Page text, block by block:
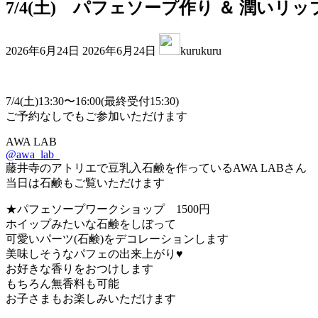
7/4(土) パフェソープ作り ＆ 潤いリ
2026年6月24日 終
日
時
2026年6月24日 kurukuru
7/4(土)13:30〜16:00(最終受付15:30)
ご予約なしでもご参加いただけます
AWA LAB
@awa_lab_
藤井寺のアトリエで豆乳入石鹸を作っているAWA LABさん
当日は石鹸もご覧いただけます
★パフェソープワークショップ 1500円
ホイップみたいな石鹸をしぼって
可愛いパーツ(石鹸)をデコレーションします
美味しそうなパフェの出来上がり♥
お好きな香りをおつけします
もちろん無香料も可能
お子さまもお楽しみいただけます